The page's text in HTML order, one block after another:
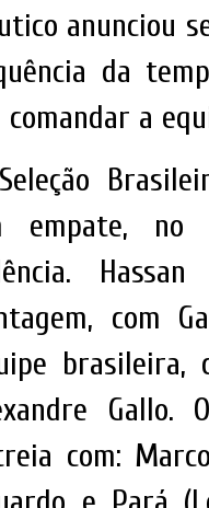
anunciou
da
comandar a
empate, no
com
brasileira,
com: